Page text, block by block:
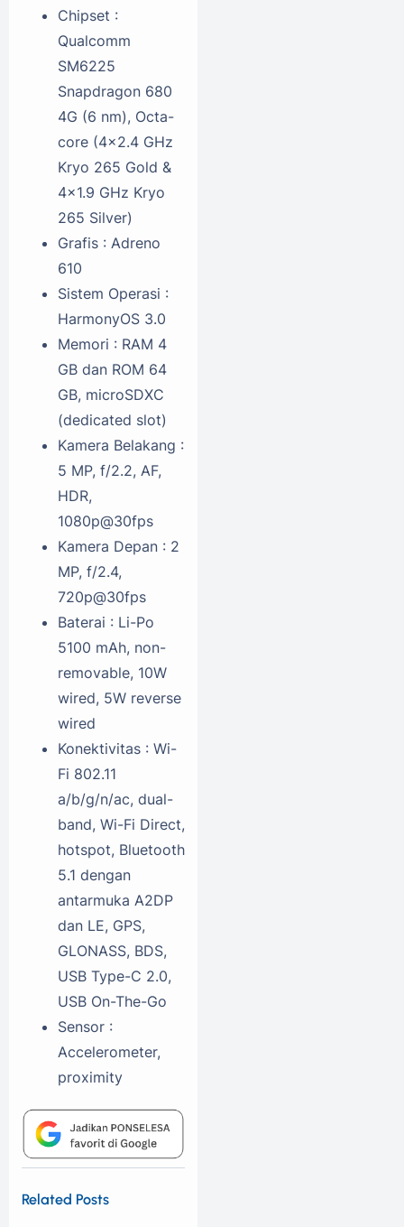
Chipset :
Qualcomm
SM6225
Snapdragon 680
4G (6 nm), Octa-
core (4x2.4 GHz
Kryo 265 Gold &
4x1.9 GHz Kryo
265 Silver)
Grafis : Adreno
610
Sistem Operasi :
HarmonyOS 3.0
Memori : RAM 4
GB dan ROM 64
GB, microSDXC
(dedicated slot)
Kamera Belakang :
5 MP, f/2.2, AF,
HDR,
1080p@30fps
Kamera Depan : 2
MP, f/2.4,
720p@30fps
Baterai : Li-Po
5100 mAh, non-
removable, 10W
wired, 5W reverse
wired
Konektivitas : Wi-
Fi 802.11
a/b/g/n/ac, dual-
band, Wi-Fi Direct,
hotspot, Bluetooth
5.1 dengan
antarmuka A2DP
dan LE, GPS,
GLONASS, BDS,
USB Type-C 2.0,
USB On-The-Go
Sensor :
Accelerometer,
proximity
Related Posts